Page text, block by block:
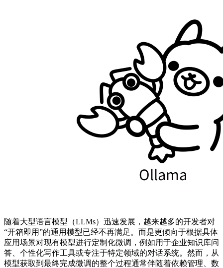
随着大型语言模型（LLMs）迅速发展，越来越多的开发者对
“开箱即用”的通用模型已经不再满足。而是更倾向于根据具体
应用场景对现有模型进行定制化微调，例如用于企业知识库问
答、个性化写作工具或专注于特定领域的对话系统。然而，从
模型获取到最终完成微调的整个过程通常伴随着依赖管理、数